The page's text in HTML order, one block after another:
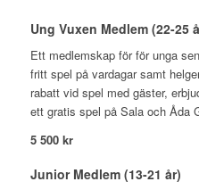
Ung Vuxen Medlem (22-25
Ett medlemskap för för unga
fritt spel på vardagar samt
rabatt vid spel med gäster,
ett gratis spel på Sala och Åda
5 500 kr
Junior Medlem (13-21 år)